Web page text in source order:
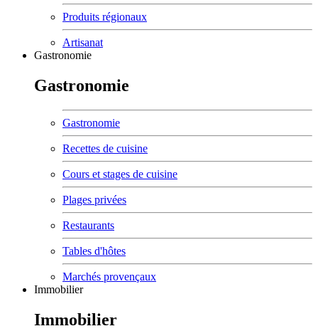
Produits régionaux
Artisanat
Gastronomie
Gastronomie
Gastronomie
Recettes de cuisine
Cours et stages de cuisine
Plages privées
Restaurants
Tables d'hôtes
Marchés provençaux
Immobilier
Immobilier